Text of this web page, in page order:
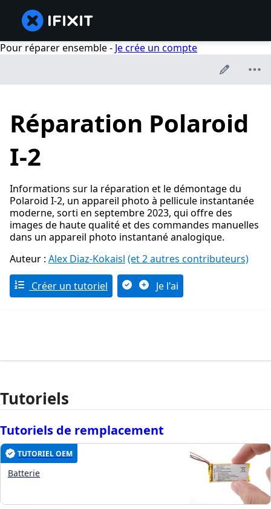
Pour réparer ensemble - Je crée un compte
Réparation Polaroid
I-2
Informations sur la réparation et le démontage du
Polaroid I-2, un appareil photo à pellicule instantanée
moderne, sorti en septembre 2023, qui offre des
images de haute qualité et des commandes manuelles
dans un appareil photo instantané analogique.
Auteur : Alex Diaz-Kokaisl (et 2 autres contributeurs)
Créer un tutoriel Je l'ai
Tutoriels
Tutoriels de remplacement
TUTORIEL OEM
Batterie